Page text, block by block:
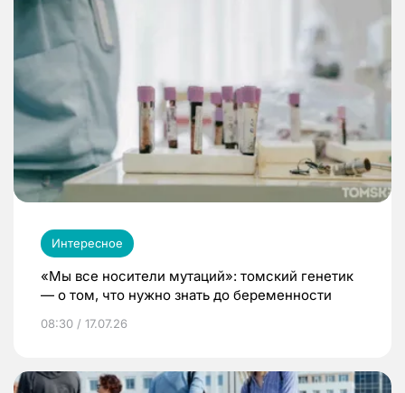
Интересное
«Мы все носители мутаций»: томский генетик
— о том, что нужно знать до беременности
08:30 / 17.07.26